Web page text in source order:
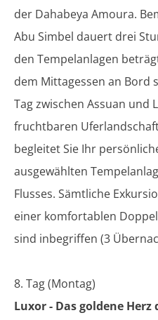
der Dahabeya Amoura.
Abu Simbel dauert drei
den Tempelanlagen
dem Mittagessen an Bord
Tag zwischen Assuan und
fruchtbaren
begleitet Sie Ihr
ausgewählten
Flusses. Sämtliche
einer komfortablen
sind inbegriffen (3
8. Tag (Montag)
Luxor - Das goldene Herz